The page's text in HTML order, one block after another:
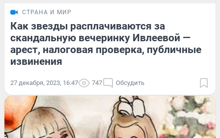
СТРАНА И МИР
Как звезды расплачиваются за
скандальную вечеринку Ивлеевой —
арест, налоговая проверка, публичные
извинения
27 декабря, 2023, 16:47 747 Обсудить